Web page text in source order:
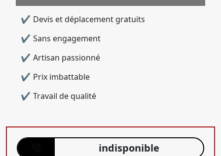
Devis et déplacement gratuits
Sans engagement
Artisan passionné
Prix imbattable
Travail de qualité
indisponible